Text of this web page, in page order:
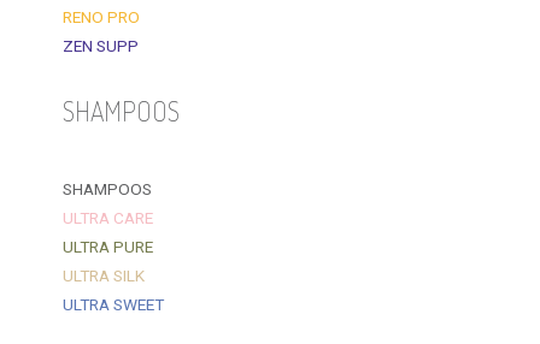
RENO PRO
ZEN SUPP
SHAMPOOS
SHAMPOOS
ULTRA CARE
ULTRA PURE
ULTRA SILK
ULTRA SWEET